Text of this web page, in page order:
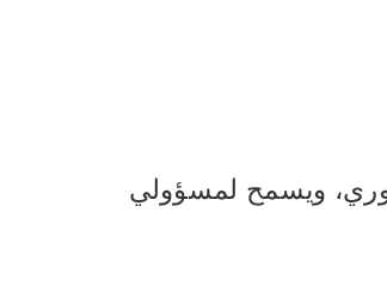
فوري، ويسمح لمسؤولي